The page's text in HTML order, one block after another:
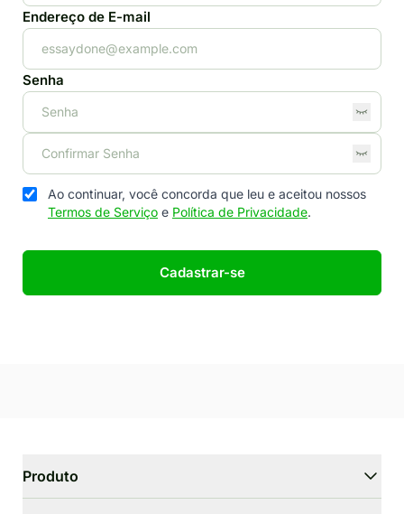
Endereço de E-mail
Senha
Ao continuar, você concorda que leu e aceitou nossos
Termos de Serviço e Política de Privacidade.
Cadastrar-se
Produto